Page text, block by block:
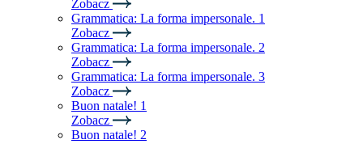
Zobacz
Grammatica: La forma impersonale. 1
Zobacz
Grammatica: La forma impersonale. 2
Zobacz
Grammatica: La forma impersonale. 3
Zobacz
Buon natale! 1
Zobacz
Buon natale! 2